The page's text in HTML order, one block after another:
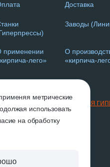
метрические
использовать
на обработку
Доставка
Заводы
применении
лего»
О
«кирпича-
И ОБОРУДОВАНИЕ ДЛЯ